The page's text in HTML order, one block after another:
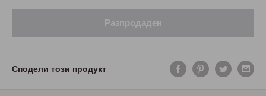
Разпродаден
Сподели този продукт